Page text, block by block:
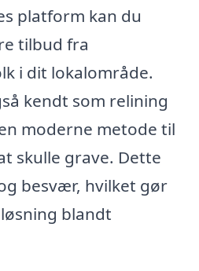
platform kan du
tilbud fra
i dit lokalområde.
kendt som relining
moderne metode til
skulle grave. Dette
besvær, hvilket gør
blandt